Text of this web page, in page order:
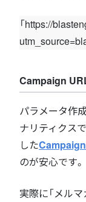
「https://
Campaign
パラメータ作
ナリティクス
した
のが安心です。
実際に「メル